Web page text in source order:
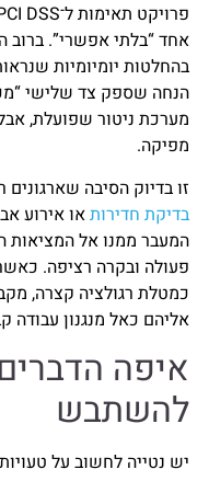
אחד “בלתי אפשרי”. ברוב
בהחלטות יומיומיות
הנחה שספק צד שלישי
מערכת ניטור שפועלת,
מפיקה.
זו בדיוק הסיבה
בדיקת חדירותאו אירוע
המעבר ממנו אל המציאות
כמטלת רגולציה קצרה,
אליהם כאל מנגנון עבודה
איפה
להשתבש
יש נטייה לחשוב על